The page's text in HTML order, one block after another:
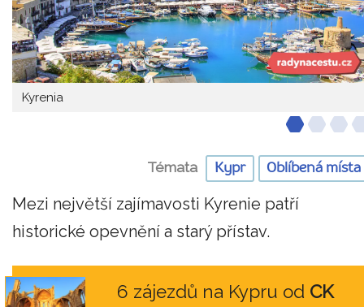
Kyrenia
Témata Kypr Oblíbená místa
Mezi největší zajímavosti Kyrenie patří
historické opevnění a starý přístav.
6 zájezdů na Kypru od CK